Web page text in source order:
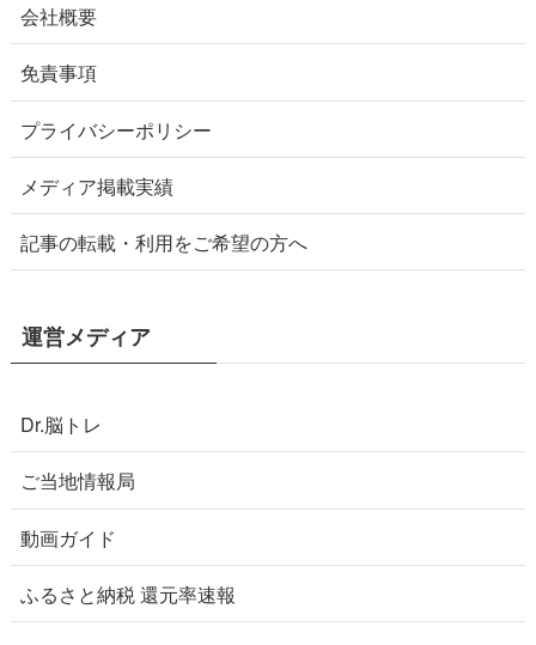
会社概要
免責事項
プライバシーポリシー
メディア掲載実績
記事の転載・利用をご希望の方へ
運営メディア
Dr.脳トレ
ご当地情報局
動画ガイド
ふるさと納税 還元率速報